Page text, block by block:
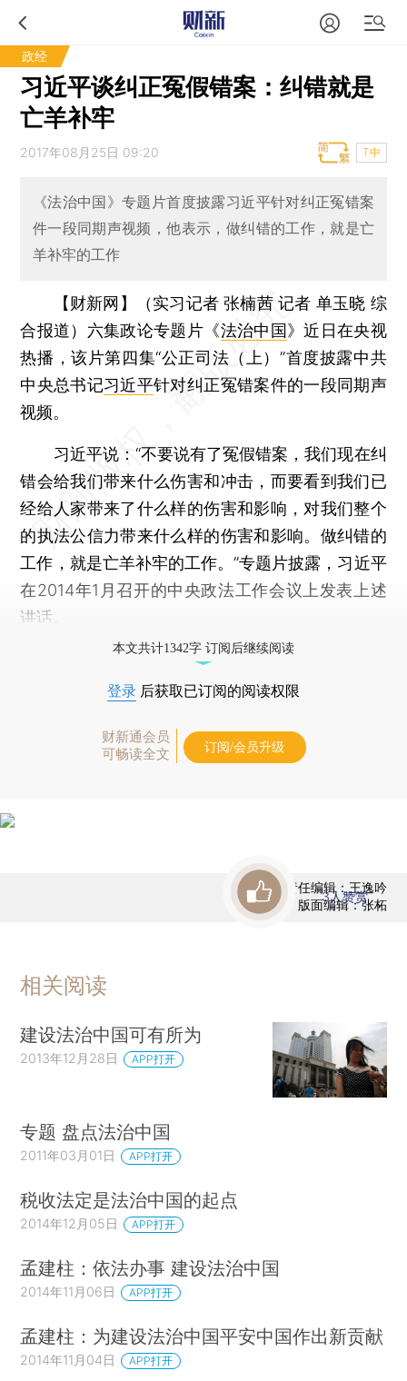
政经
习近平谈纠正冤假错案：纠错就是
亡羊补牢
2017年08月25日 09:20 T中
《法治中国》专题片首度披露习近平针对纠正冤错案
件一段同期声视频，他表示，做纠错的工作，就是亡
羊补牢的工作
【财新网】（实习记者 张楠茜 记者 单玉晓 综
合报道） 六集政论专题片《法治中国》近日在央视
热播，该片第四集“公正司法（上）”首度披露中共
中央总书记习近平针对纠正冤错案件的一段同期声
视频。
习近平说：“不要说有了冤假错案，我们现在纠
错会给我们带来什么伤害和冲击，而要看到我们已
经给人家带来了什么样的伤害和影响，对我们整个
的执法公信力带来什么样的伤害和影响。做纠错的
工作，就是亡羊补牢的工作。”专题片披露，习近平
在2014年1月召开的中央政法工作会议上发表上述
讲话。
本文共计1342字 订阅后继续阅读
登录 后获取已订阅的阅读权限
财新通会员
可畅读全文
订阅/会员升级
责任编辑：王逸吟
版面编辑：张柘
3人赞赏
相关阅读
建设法治中国可有所为
2013年12月28日 APP打开
专题 盘点法治中国
2011年03月01日 APP打开
税收法定是法治中国的起点
2014年12月05日 APP打开
孟建柱：依法办事 建设法治中国
2014年11月06日 APP打开
孟建柱：为建设法治中国平安中国作出新贡献
2014年11月04日 APP打开